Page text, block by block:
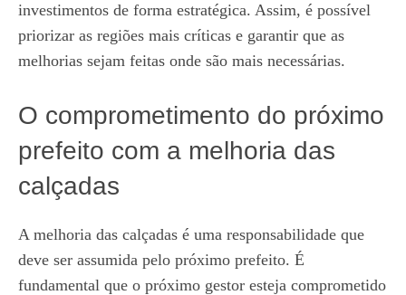
investimentos de forma estratégica. Assim, é possível
priorizar as regiões mais críticas e garantir que as
melhorias sejam feitas onde são mais necessárias.
O comprometimento do próximo
prefeito com a melhoria das
calçadas
A melhoria das calçadas é uma responsabilidade que
deve ser assumida pelo próximo prefeito. É
fundamental que o próximo gestor esteja comprometido